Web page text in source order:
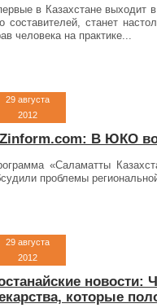
в Казахстане выходит
составителей, станет
человека на практике...
29 августа
2012
В ЮКО
«Саламатты
проблемы
29 августа
2012
новости:
которые